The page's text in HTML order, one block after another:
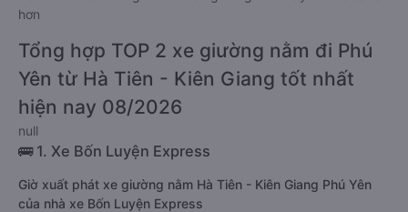
hơn
Tổng hợp TOP 2 xe giường nằm đi Phú
Yên từ Hà Tiên - Kiên Giang tốt nhất
hiện nay 08/2026
null
🚌 1. Xe Bốn Luyện Express
Giờ xuất phát xe giường nằm Hà Tiên - Kiên Giang Phú Yên
của nhà xe Bốn Luyện Express